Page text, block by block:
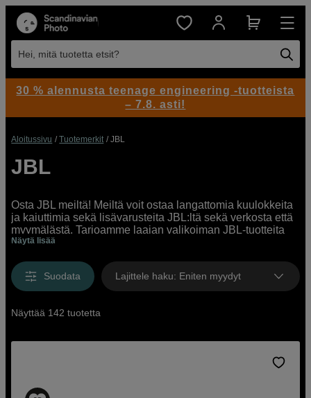
Hei, mitä tuotetta etsit?
Aloitussivu Tuotemerkit JBL
JBL
Osta JBL meiltä! Meiltä voit ostaa langattomia kuulokkeita
ja kaiuttimia sekä lisävarusteita JBL:ltä sekä verkosta että
myymälästä. Tarjoamme laajan valikoiman JBL-tuotteita
sinulle, joka haluat nauttia voimakkaasta äänestä arjessa
Näytä lisää
Suodata Lajittele haku: Eniten myydyt
Näyttää 142 tuotetta
30 % alennusta teenage engineering -tuotteista
– 7.8. asti!